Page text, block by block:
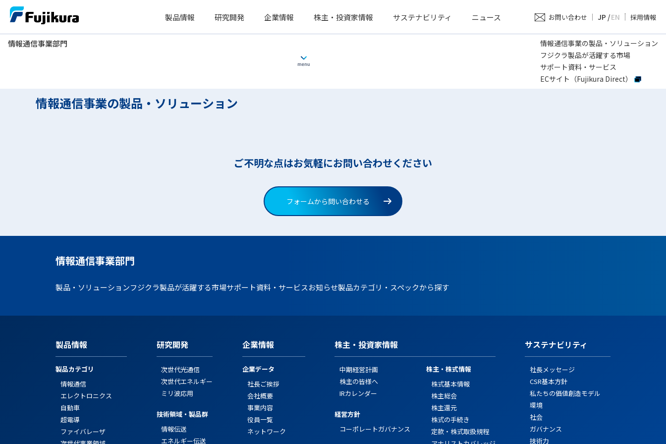
Skip
製品情報 研究開発 企業情報 株主・投資家情報 サステナビリティ ニュース お問い合わせ JP /EN 採用情報
情報通信事業部門
情報通信事業の製品・ソリューション
フジクラ製品が活躍する市場
サポート資料・サービス
ECサイト（Fujikura Direct）
情報通信事業の製品・ソリューション
ご不明な点はお気軽にお問い合わせください
フォームから問い合わせる
情報通信事業部門
製品・ソリューションフジクラ製品が活躍する市場サポート資料・サービスお知らせ製品カテゴリ・スペックから探す
製品情報
製品カテゴリ
情報通信
エレクトロニクス
自動車
超電導
ファイバレーザ
研究開発
次世代光通信
次世代エネルギー
ミリ波応用
技術領域・製品群
情報伝送
エネルギー伝送
企業情報
企業データ
社長ご挨拶
会社概要
事業内容
役員一覧
ネットワーク
株主・投資家情報
中期経営計画
株主の皆様へ
IRカレンダー
経営方針
コーポレートガバナンス
株主・株式情報
株式基本情報
株主総会
株主還元
株式の手続き
定款・株式取扱規程
サステナビリティ
社長メッセージ
CSR基本方針
私たちの価値創造モデル
環境
社会
ガバナンス
技術力